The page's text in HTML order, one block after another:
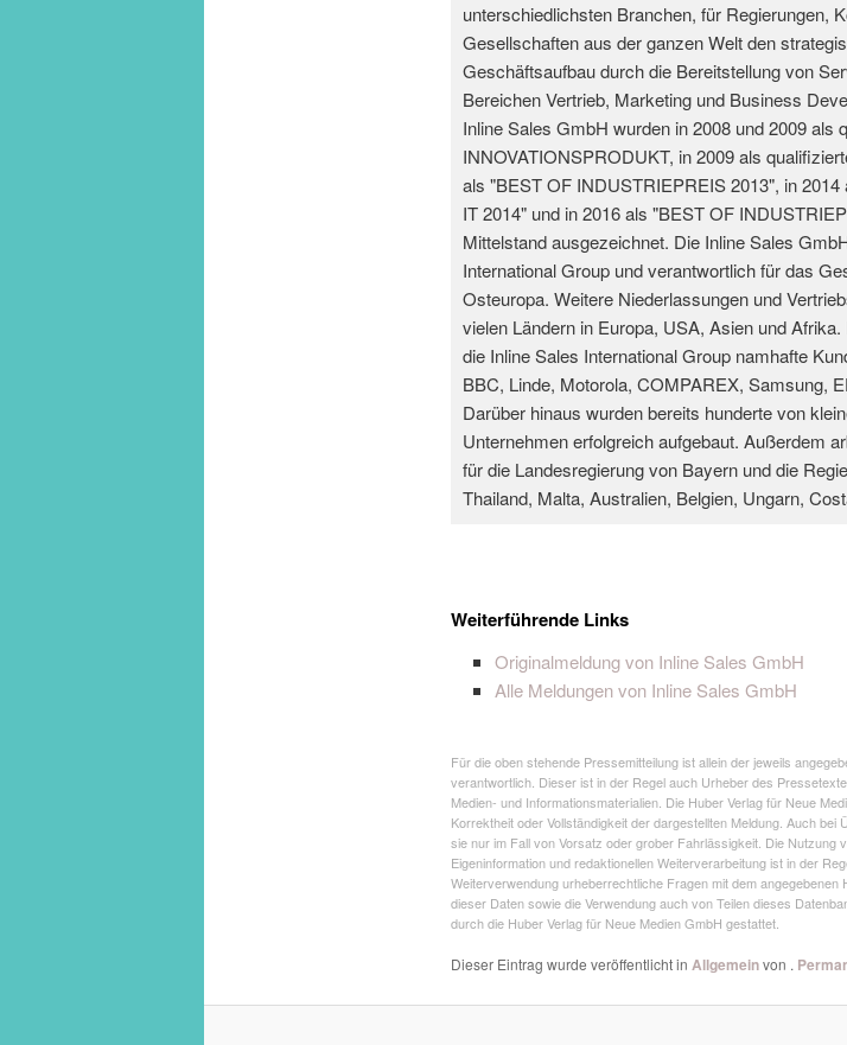
unterschiedlichsten Branchen, für Regierungen,
Gesellschaften aus der ganzen Welt den
Geschäftsaufbau durch die Bereitstellung von
Bereichen Vertrieb, Marketing und Business
Inline Sales GmbH wurden in 2008 und 2009 als
INNOVATIONSPRODUKT, in 2009 als
als "BEST OF INDUSTRIEPREIS 2013", in
IT 2014" und in 2016 als "BEST OF
Mittelstand ausgezeichnet. Die Inline Sales
International Group und verantwortlich für das
Osteuropa. Weitere Niederlassungen und
vielen Ländern in Europa, USA, Asien und
die Inline Sales International Group namhafte
BBC, Linde, Motorola, COMPAREX, Samsung,
Darüber hinaus wurden bereits hunderte von
Unternehmen erfolgreich aufgebaut. Außerdem
für die Landesregierung von Bayern und die
Thailand, Malta, Australien, Belgien, Ungarn,
Weiterführende Links
Originalmeldung von Inline Sales GmbH
Alle Meldungen von Inline Sales GmbH
Für die oben stehende Pressemitteilung ist allein der jeweils
verantwortlich. Dieser ist in der Regel auch Urheber des
Medien- und Informationsmaterialien. Die Huber Verlag für Neue
Korrektheit oder Vollständigkeit der dargestellten Meldung. Auch
sie nur im Fall von Vorsatz oder grober Fahrlässigkeit. Die Nutzung
Eigeninformation und redaktionellen Weiterverarbeitung ist in der
Weiterverwendung urheberrechtliche Fragen mit dem
dieser Daten sowie die Verwendung auch von Teilen dieses
durch die Huber Verlag für Neue Medien GmbH gestattet.
Dieser Eintrag wurde veröffentlicht in Allgemeinvon .